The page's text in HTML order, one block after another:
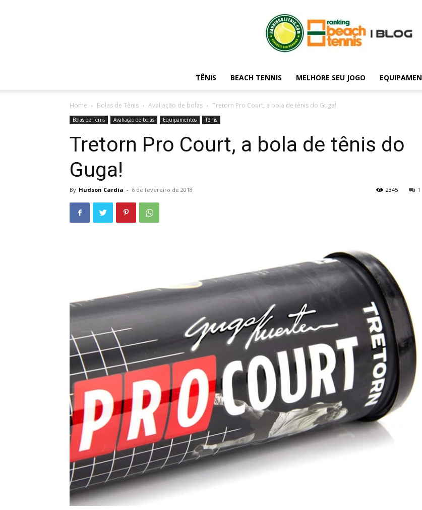
do
TÊNIS BEACH TENNIS MELHORE SEU JOGO
Home Bolas de Tênis Avaliação de bolas Tretorn Pro Court, a bola de tênis do Guga!
Bolas de Tênis Avaliação de bolas Equipamentos Tênis
Tretorn Pro Court, a bola de tênis do
Guga!
By Hudson Cardia - 6 de fevereiro de 2018 1
2345